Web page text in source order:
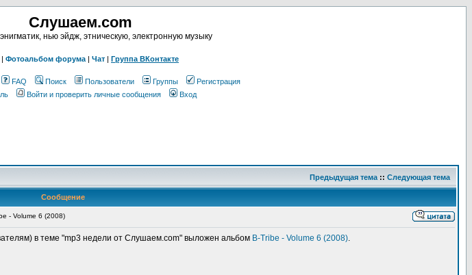
Слушаем.com
нью эйдж, этническую, электронную музыку
| Фотоальбом форума | Чат | Группа ВКонтакте
FAQ Поиск Пользователи Группы
Регистрация
Войти и проверить личные сообщения Вход
Предыдущая тема :: Следующая тема
Сообщение
- Volume 6 (2008)
в теме "mp3 недели от Слушаем.com" выложен альбом B-Tribe - Volume 6 (2008).